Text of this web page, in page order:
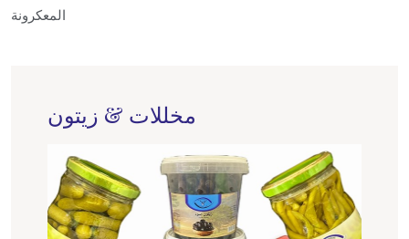
المعكرونة
مخللات & زيتون